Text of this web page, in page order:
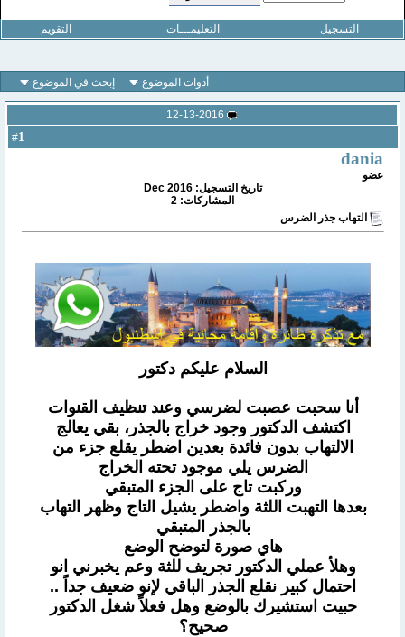
التسجيل التعليمـــات التقويم
أدوات الموضوع إبحث في الموضوع
12-13-2016
dania
عضو
تاريخ التسجيل: Dec 2016
المشاركات: 2
التهاب جذر الضرس
السلام عليكم دكتور
أنا سحبت عصبت لضرسي وعند تنظيف القنوات
اكتشف الدكتور وجود خراج بالجذر، بقي يعالج
الالتهاب بدون فائدة بعدين اضطر يقلع جزء من
الضرس يلي موجود تحته الخراج
وركبت تاج على الجزء المتبقي
بعدها التهبت اللثة واضطر يشيل التاج وظهر التهاب
بالجذر المتبقي
هاي صورة لتوضح الوضع
وهلأ عملي الدكتور تجريف للثة وعم يخبرني انو
احتمال كبير نقلع الجذر الباقي لإنو ضعيف جداً ..
حبيت استشيرك بالوضع وهل فعلاً شغل الدكتور
صحيح؟